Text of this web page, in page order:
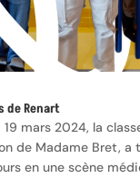
de Renart
mars 2024, la
de Madame Bret, a
en une scène